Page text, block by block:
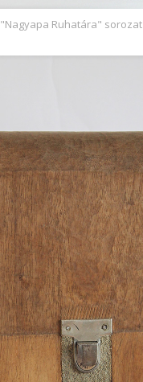
"Nagyapa Ruhatára" sorozat